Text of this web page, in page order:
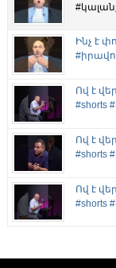
Ինչ է
Ով է
Ով է
Ով է